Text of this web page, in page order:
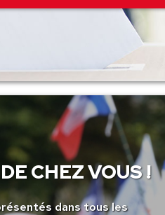
CHEZ VOUS !
dans tous les